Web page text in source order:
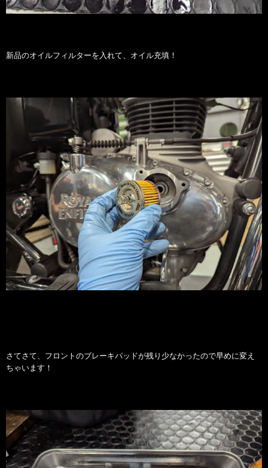
新品のオイルフィルターを入れて、オイル充填！
さてさて、フロントのブレーキパッドが残り少なかったので早めに変え
ちゃいます！